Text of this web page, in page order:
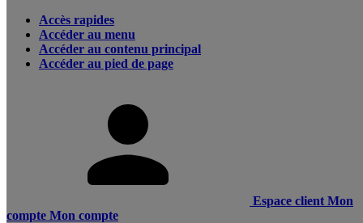
Accès rapides
Accéder au menu
Accéder au contenu principal
Accéder au pied de page
Espace client Mon
compte Mon compte